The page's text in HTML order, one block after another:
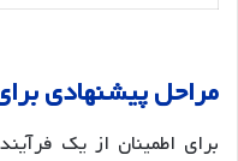
مراحل پیشنهادی
برای اطمینان از یک